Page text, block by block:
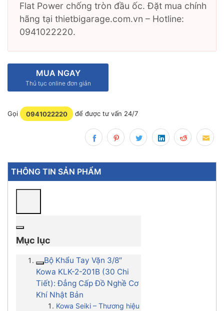
Flat Power chống tròn đầu ốc. Đặt mua chính
hãng tại thietbigarage.com.vn – Hotline:
0941022220.
MUA NGAY
Thủ tục online đơn giản
Gọi 0941022220 để được tư vấn 24/7
THÔNG TIN SẢN PHẨM
Mục lục
Bộ Khẩu Tay Vặn 3/8″
Kowa KLK-2-201B (30 Chi
Tiết): Đẳng Cấp Đồ Nghề Cơ
Khí Nhật Bản
Kowa Seiki – Thương hiệu